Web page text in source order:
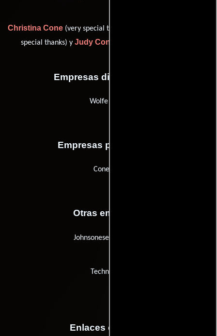
Christina Cone(very special thanks),
special thanks) y Judy Cone
Empresas distribuidoras
Wolfe Video
Empresas productoras
Cone Arts
Otras empresas
Johnsonese Brokerage
Technicolor
Enlaces externos